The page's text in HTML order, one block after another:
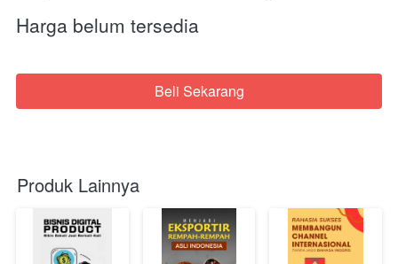
Harga belum tersedia
`Beli Sekarang
Produk Lainnya